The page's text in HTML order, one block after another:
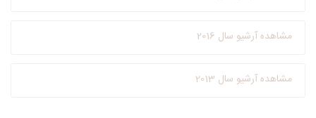
مشاهده آرشیو سال 2016
مشاهده آرشیو سال 2013